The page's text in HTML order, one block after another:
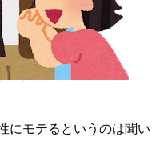
にモテるというのは聞い